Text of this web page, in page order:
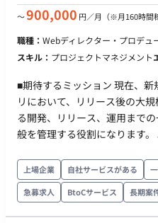
〜900,000 円／月 （※月160時間
職種： Webディレクター・プロデュ
スキル： プロジェクトマネジメント
■期待するミッション 現在、
リにおいて、リリース後の大
る開発、リリース、運用まで
般を管理する役割になります
ケジュール / 予算 / リソースの
管理、課題特定と解決の推進
その他開発手法）の運営とフ
モチベーション管理とコミュ
上場企業 自社サービスがある
急募求人
BtoCサービス 長期案